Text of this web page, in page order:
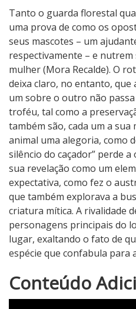
Tanto o guarda florestal
uma prova de como os
seus mascotes – um
respectivamente – e
mulher (Mora Recalde). O
deixa claro, no entanto, que
um sobre o outro não
troféu, tal como a
também são, cada um a
animal uma alegoria, como
silêncio do caçador” perde
sua revelação como um
expectativa, como fez o
que também explorava a
criatura mítica. A rivalidade
personagens principais do
lugar, exaltando o fato de
espécie que confabula para
N
o
Conteúdo